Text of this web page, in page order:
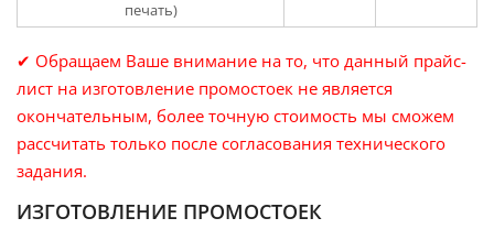
печать)
✔ Обращаем Ваше внимание на то, что данный прайс-
лист на изготовление промостоек не является
окончательным, более точную стоимость мы сможем
рассчитать только после согласования технического
задания.
ИЗГОТОВЛЕНИЕ ПРОМОСТОЕК